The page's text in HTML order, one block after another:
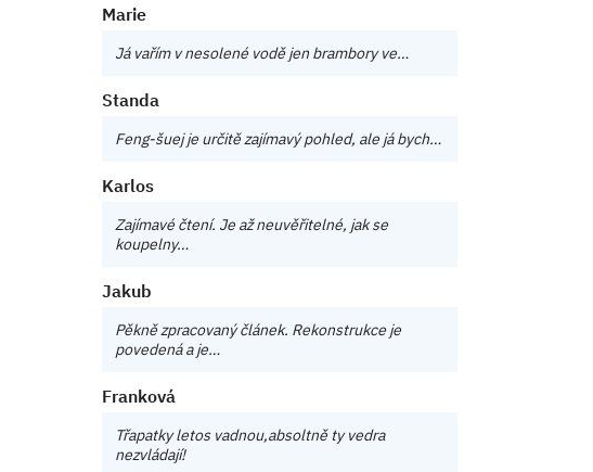
Marie
Já vařím v nesolené vodě jen brambory ve…
Standa
Feng-šuej je určitě zajímavý pohled, ale já bych…
Karlos
Zajímavé čtení. Je až neuvěřitelné, jak se
koupelny…
Jakub
Pěkně zpracovaný článek. Rekonstrukce je
povedená a je…
Franková
Třapatky letos vadnou,absoltně ty vedra
nezvládají!